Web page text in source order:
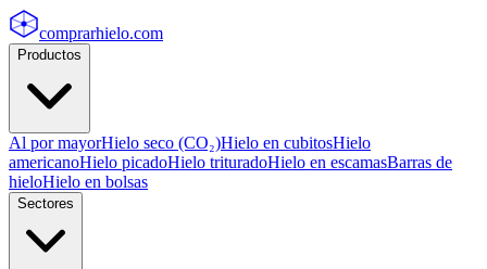
comprarhielo.com
Productos
Al por mayorHielo seco (CO₂)Hielo en cubitosHielo
americanoHielo picadoHielo trituradoHielo en escamasBarras de
hieloHielo en bolsas
Sectores